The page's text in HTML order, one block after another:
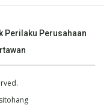
Perilaku Perusahaan